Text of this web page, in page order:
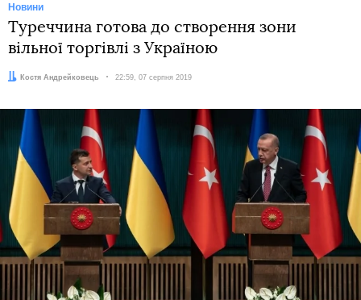
Новини
Туреччина готова до створення зони
вільної торгівлі з Україною
Автор:Костя Андрейковець Дата:
22:59, 07 серпня 2019